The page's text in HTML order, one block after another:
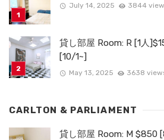
July 14, 2025 3844
貸し部屋 Room: R [1人
[10/1~]
May 13, 2025 3638
CARLTON & PARLIAMENT
貸し部屋 Room: M $850